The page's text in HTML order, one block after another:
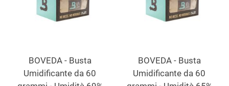
BOVEDA - Busta
Umidificante da 60
BOVEDA - Busta
Umidificante da 60